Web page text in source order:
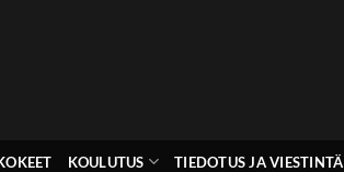
KOULUTUS TIEDOTUS JA VIESTINTÄ